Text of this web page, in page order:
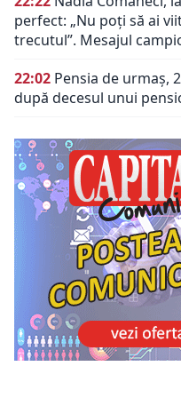
perfect: „Nu poţi să ai
trecutul”. Mesajul
22:02 Pensia de urmaș,
după decesul unui